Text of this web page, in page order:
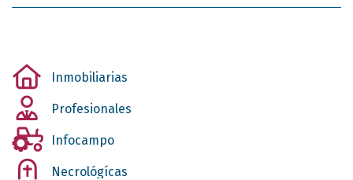
Inmobiliarias
Profesionales
Infocampo
Necrológícas